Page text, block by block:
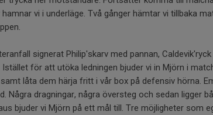
vi i underläge. Två gånger hämtar vi tillbaka
signerat Philip'skarv med pannan,
för att utöka ledningen bjuder vi in Mjörn i
låta dem härja fritt i vår box på defensiv hörna.
Några dragningar, några översteg och sedan ligger
bjuder vi Mjörn på ett mål till. Tre möjligheter som